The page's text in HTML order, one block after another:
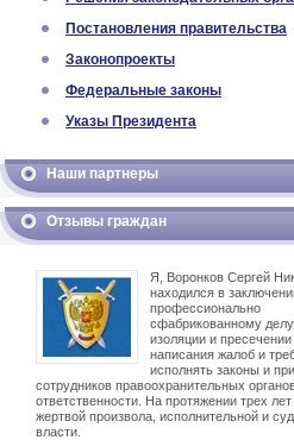
Постановления правительства
Законопроекты
Федеральные законы
Указы Президента
Наши партнеры
Отзывы граждан
Я, Воронков Сергей
находился в
профессионально
сфабрикованному
изоляции и
написания жалоб и
исполнять законы и
сотрудников правоохранительных
ответственности. На протяжении трех
жертвой произвола, исполнительной и
власти.